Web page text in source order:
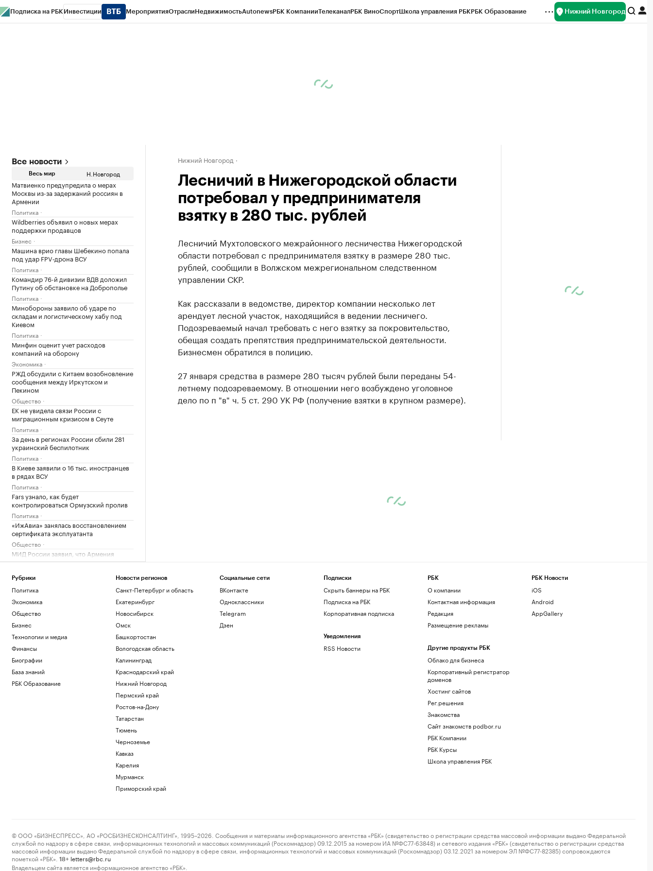
Подписка на РБК Инвестиции МероприятияОтраслиНедвижимостьAutonewsРБК КомпанииТелеканалРБК ВиноСпортШкола управления РБКРБК Образование Нижний Новгород
Все новости
Весь мир Н.Новгород
Матвиенко предупредила о мерах
Москвы из-за задержаний россиян в
Армении
Политика
Wildberries объявил о новых мерах
поддержки продавцов
Бизнес
Машина врио главы Шебекино попала
под удар FPV‑дрона ВСУ
Политика
Командир 76-й дивизии ВДВ доложил
Путину об обстановке на Доброполье
Политика
Минобороны заявило об ударе по
складам и логистическому хабу под
Киевом
Политика
Минфин оценит учет расходов
компаний на оборону
Экономика
РЖД обсудили с Китаем возобновление
сообщения между Иркутском и
Пекином
Общество
ЕК не увидела связи России с
миграционным кризисом в Сеуте
Политика
За день в регионах России сбили 281
украинский беспилотник
Политика
В Киеве заявили о 16 тыс. иностранцев
в рядах ВСУ
Политика
Fars узнало, как будет
контролироваться Ормузский пролив
Политика
«ИжАвиа» занялась восстановлением
сертификата эксплуатанта
Общество
МИД России заявил, что Армения
демонстративно «заигрывает» с
Политика
Зачем инвестировать в торговые
пространства на первых этажах
РБК и ПИК Серия плюс
Как принять квартиру в новостройке и
не пропустить дефекты
РБК Компании
Минобороны показало удар «Гераней»
по локомотиву и подстанции ВСУ
Политика
Александрова первой вышла в
четвертый круг «тысячника» WTA в
повреждении украинского памятника в
Нижний Новгород
Лесничий в Нижегородской области
потребовал у предпринимателя
взятку в 280 тыс. рублей
Лесничий Мухтоловского межрайонного лесничества Нижегородской
области потребовал с предпринимателя взятку в размере 280 тыс.
рублей, сообщили в Волжском межрегиональном следственном
управлении СКР.
Как рассказали в ведомстве, директор компании несколько лет
арендует лесной участок, находящийся в ведении лесничего.
Подозреваемый начал требовать с него взятку за покровительство,
обещая создать препятствия предпринимательской деятельности.
Бизнесмен обратился в полицию.
27 января средства в размере 280 тысяч рублей были переданы 54-
летнему подозреваемому. В отношении него возбуждено уголовное
дело по п "в" ч. 5 ст. 290 УК РФ (получение взятки в крупном размере).
Рубрики
Политика
Экономика
Общество
Бизнес
Технологии и медиа
Финансы
Биографии
База знаний
РБК Образование
Новости регионов
Санкт-Петербург и область
Екатеринбург
Новосибирск
Омск
Башкортостан
Вологодская область
Калининград
Краснодарский край
Нижний Новгород
Пермский край
Ростов-на-Дону
Татарстан
Тюмень
Черноземье
Кавказ
Карелия
Мурманск
Приморский край
Социальные сети
ВКонтакте
Одноклассники
Telegram
Дзен
Подписки
Скрыть баннеры на РБК
Подписка на РБК
Корпоративная подписка
Уведомления
RSS Новости
РБК
О компании
Контактная информация
Редакция
Размещение рекламы
Другие продукты РБК
Облако для бизнеса
Корпоративный регистратор
доменов
Хостинг сайтов
Рег.решения
Знакомства
Сайт знакомств podbor.ru
РБК Компании
РБК Курсы
Школа управления РБК
РБК Новости
iOS
Android
AppGallery
© ООО «БИЗНЕСПРЕСС», АО «РОСБИЗНЕСКОНСАЛТИНГ», 1995–2026. Сообщения и материалы информационного агентства «РБК» (свидетельство о регистрации средства массовой информации выдано Федеральной
службой по надзору в сфере связи, информационных технологий и массовых коммуникаций (Роскомнадзор) 09.12.2015 за номером ИА №ФС77-63848) и сетевого издания «РБК» (свидетельство о регистрации средства
массовой информации выдано Федеральной службой по надзору в сфере связи, информационных технологий и массовых коммуникаций (Роскомнадзор) 03.12.2021 за номером ЭЛ №ФС77-82385) сопровождаются
пометкой «РБК».
18+ letters@rbc.ru
Владельцем сайта является информационное агентство «РБК».